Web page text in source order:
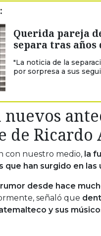
Querida pareja
separa tras
"La noticia de la
por sorpresa a sus
nuevos
de
con nuestro medio, la
que han surgido en las
desde hace
señaló que
y sus